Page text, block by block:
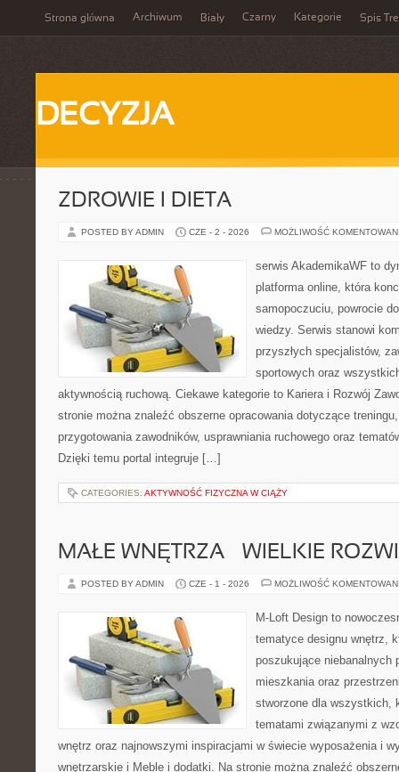
Strona główna Archiwum Biały Czarny Kategorie Spis
DECYZJA
ZDROWIE I DIETA
POSTED BY ADMIN CZE - 2 - 2026 MOŻLIWOŚĆ
serwis AkademikaWF to
platforma online, która
samopoczuciu, powrocie
wiedzy. Serwis stanowi
przyszłych specjalistów,
sportowych oraz
aktywnością ruchową. Ciekawe kategorie to Kariera i Rozwój
stronie można znaleźć obszerne opracowania dotyczące
przygotowania zawodników, usprawniania ruchowego oraz
Dzięki temu portal integruje […]
CATEGORIES: AKTYWNOŚĆ FIZYCZNA W CIĄŻY
MAŁE WNĘTRZA – WIELKIE
POSTED BY ADMIN CZE - 1 - 2026 MOŻLIWOŚĆ
M-Loft Design to
tematyce designu wnętrz,
poszukujące niebanalnych
mieszkania oraz
stworzone dla wszystkich,
tematami związanymi z
wnętrz oraz najnowszymi inspiracjami w świecie wyposażenia i
wnętrzarskie i Meble i dodatki. Na stronie można znaleźć